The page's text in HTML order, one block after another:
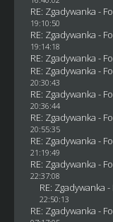
RE: Zgadywanka -
19:10:50
RE: Zgadywanka -
19:14:18
RE: Zgadywanka -
RE: Zgadywanka -
20:30:43
RE: Zgadywanka -
20:36:44
RE: Zgadywanka -
20:55:35
RE: Zgadywanka -
21:19:49
RE: Zgadywanka -
22:37:08
RE: Zgadywanka
22:50:13
RE: Zgadywanka -